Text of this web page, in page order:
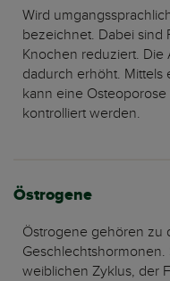
Wird
bezeichnet. Dabei sind
Knochen reduziert. Die
dadurch erhöht.
kann eine
kontrolliert werden.
Östrogene
Östrogene gehören zu
weiblichen Zyklus, der